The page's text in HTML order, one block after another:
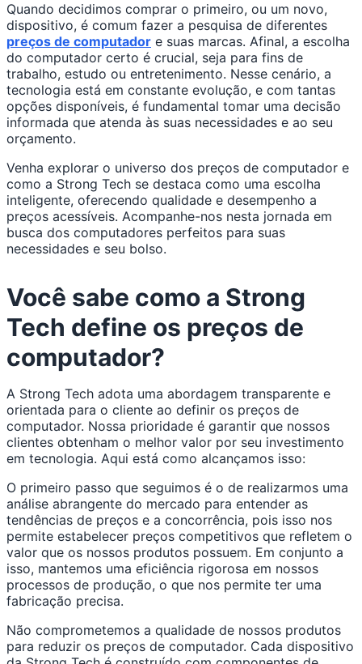
Quando decidimos comprar o primeiro, ou um novo,
dispositivo, é comum fazer a pesquisa de diferentes
preços de computador e suas marcas. Afinal, a escolha
do computador certo é crucial, seja para fins de
trabalho, estudo ou entretenimento. Nesse cenário, a
tecnologia está em constante evolução, e com tantas
opções disponíveis, é fundamental tomar uma decisão
informada que atenda às suas necessidades e ao seu
orçamento.
Venha explorar o universo dos preços de computador e
como a Strong Tech se destaca como uma escolha
inteligente, oferecendo qualidade e desempenho a
preços acessíveis. Acompanhe-nos nesta jornada em
busca dos computadores perfeitos para suas
necessidades e seu bolso.
Você sabe como a Strong
Tech define os preços de
computador?
A Strong Tech adota uma abordagem transparente e
orientada para o cliente ao definir os preços de
computador. Nossa prioridade é garantir que nossos
clientes obtenham o melhor valor por seu investimento
em tecnologia. Aqui está como alcançamos isso:
O primeiro passo que seguimos é o de realizarmos uma
análise abrangente do mercado para entender as
tendências de preços e a concorrência, pois isso nos
permite estabelecer preços competitivos que refletem o
valor que os nossos produtos possuem. Em conjunto a
isso, mantemos uma eficiência rigorosa em nossos
processos de produção, o que nos permite ter uma
fabricação precisa.
Não comprometemos a qualidade de nossos produtos
para reduzir os preços de computador. Cada dispositivo